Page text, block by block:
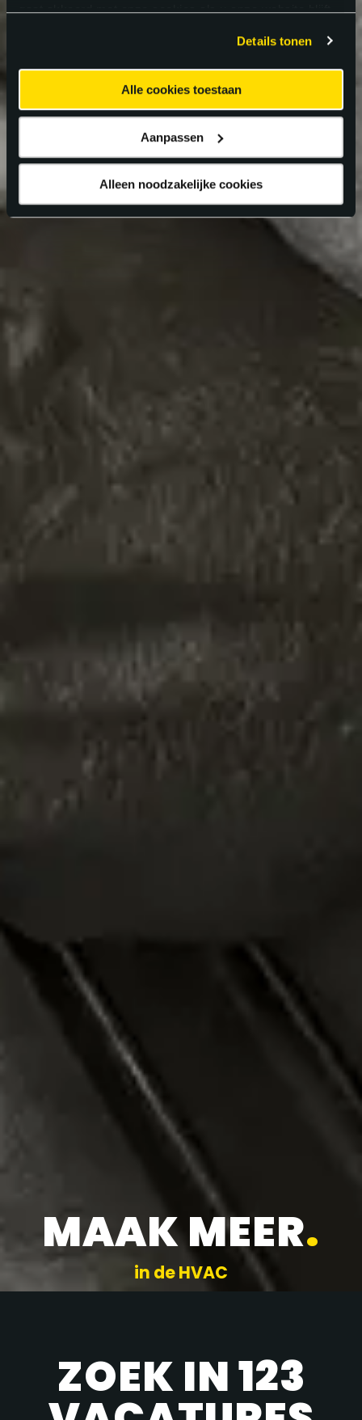
gaat akkoord met onze cookies als u onze website blijft
Details tonen
Alle cookies toestaan
Aanpassen
Alleen noodzakelijke cookies
MAAK MEER.
in de HVAC
ZOEK IN 123